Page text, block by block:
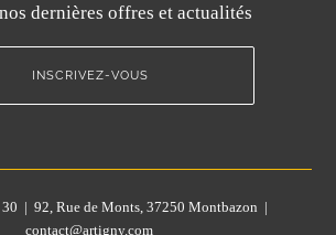
dernières offres et actualités
INSCRIVEZ-VOUS
30 | 92, Rue de Monts, 37250 Montbazon |
contact@artigny.com